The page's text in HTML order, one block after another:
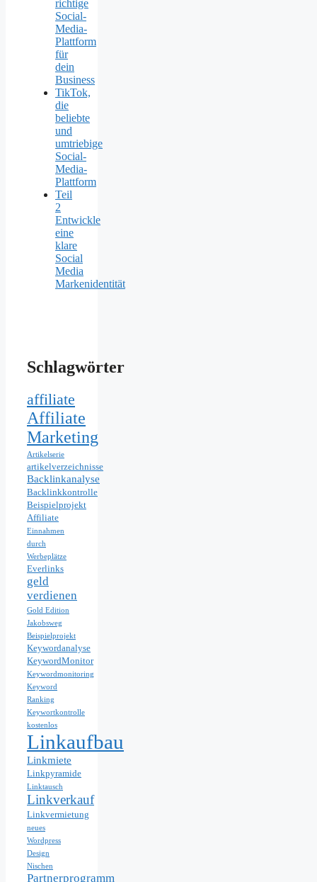
richtige
Social-
Media-
Plattform
für
dein
Business
TikTok,
die
beliebte
und
umtriebige
Social-
Media-
Plattform
Teil
2
Entwickle
eine
klare
Social
Media
Markenidentität
Schlagwörter
affiliate
Affiliate
Marketing
Artikelserie
artikelverzeichnisse
Backlinkanalyse
Backlinkkontrolle
Beispielprojekt
Affiliate
Einnahmen
durch
Werbeplätze
Everlinks
geld
verdienen
Gold Edition
Jakobsweg
Beispielprojekt
Keywordanalyse
KeywordMonitor
Keywordmonitoring
Keyword
Ranking
Keywortkontrolle
kostenlos
Linkaufbau
Linkmiete
Linkpyramide
Linktausch
Linkverkauf
Linkvermietung
neues
Wordpress
Design
Nischen
Partnerprogramm